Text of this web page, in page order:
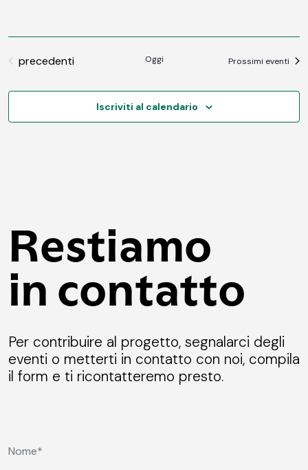
Eventi
precedenti Oggi Prossimi eventi
Iscriviti al calendario
Restiamo
in contatto
Per contribuire al progetto, segnalarci degli
eventi o metterti in contatto con noi, compila
il form e ti ricontatteremo presto.